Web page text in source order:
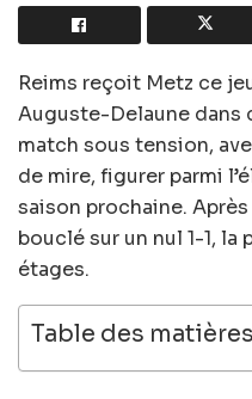
Reims reçoit Metz ce
Auguste-Delaune dans
match sous tension,
de mire, figurer parmi
saison prochaine.
bouclé sur un nul 1-1,
étages.
Table des matières